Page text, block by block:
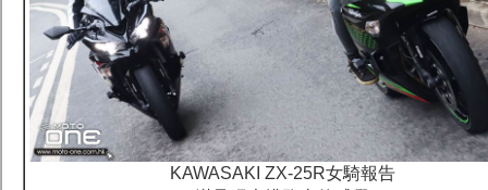
KAWASAKI ZX-25R女騎報告